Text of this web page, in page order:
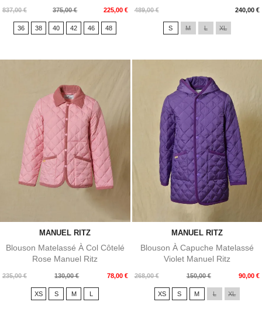
837,00 €
Prix
base
375,00 € 225,00 €
Prix
36 38 40 42 46 48
489,00 € 240,00 €
Prix
S M L XL
MANUEL RITZ
Blouson Matelassé À Col Côtelé
Rose Manuel Ritz
235,00 €
Prix
130,00 € 78,00 €
Prix
XS S M L
MANUEL RITZ
Blouson À Capuche Matelassé
Violet Manuel Ritz
268,00 €
Prix
150,00 € 90,00 €
Prix
XS S M L XL